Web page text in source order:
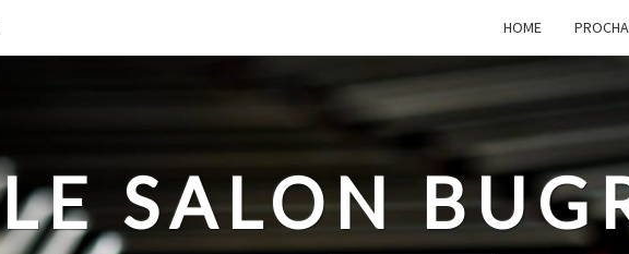
HOME
LE SALON